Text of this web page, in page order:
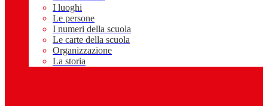
I luoghi
Le persone
I numeri della scuola
Le carte della scuola
Organizzazione
La storia